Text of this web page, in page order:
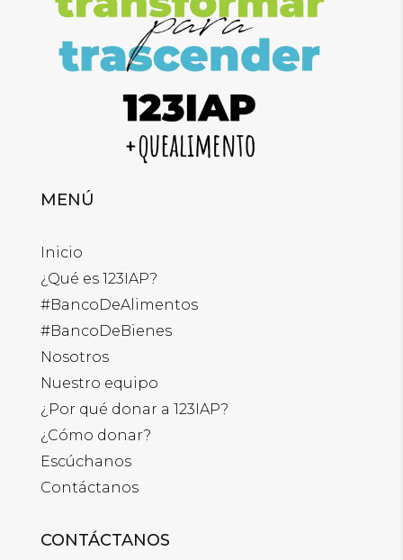
MENÚ
Inicio
¿Qué es 123IAP?
#BancoDeAlimentos
#BancoDeBienes
Nosotros
Nuestro equipo
¿ Por qué donar a 123IAP?
¿ Cómo donar?
Escúchanos
Contáctanos
CONTÁCTANOS